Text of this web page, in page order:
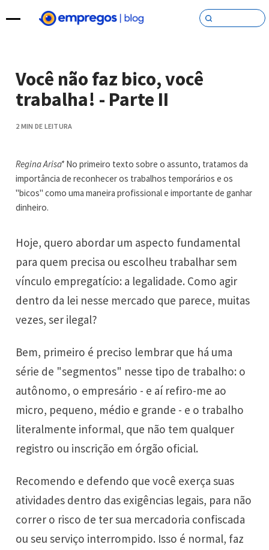
Pular para o conteúdo
Você não faz bico, você
trabalha! - Parte II
2 MIN DE LEITURA
Regina Arisa*No primeiro texto sobre o assunto, tratamos da
importância de reconhecer os trabalhos temporários e os
"bicos" como uma maneira profissional e importante de ganhar
dinheiro.
Hoje, quero abordar um aspecto fundamental
para quem precisa ou escolheu trabalhar sem
vínculo empregatício: a legalidade. Como agir
dentro da lei nesse mercado que parece, muitas
vezes, ser ilegal?
Bem, primeiro é preciso lembrar que há uma
série de "segmentos" nesse tipo de trabalho: o
autônomo, o empresário - e aí refiro-me ao
micro, pequeno, médio e grande - e o trabalho
literalmente informal, que não tem qualquer
registro ou inscrição em órgão oficial.
Recomendo e defendo que você exerça suas
atividades dentro das exigências legais, para não
correr o risco de ter sua mercadoria confiscada
ou seu serviço interrompido. Isso é normal, faz